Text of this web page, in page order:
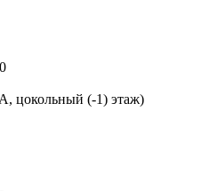
цокольный (-1) этаж)